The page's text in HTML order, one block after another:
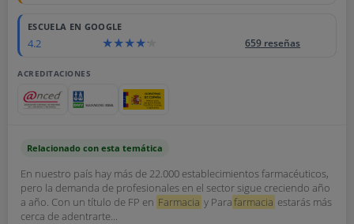
ESCUELA EN GOOGLE
4.2 659 reseñas
ACREDITACIONES
Relacionado con esta temática
En nuestro país hay más de 22.000 establecimientos farmacéuticos,
pero la demanda de profesionales en el sector sigue creciendo año
a año. Con un título de FP en Farmacia y Parafarmacia estarás más
cerca de adentrarte...